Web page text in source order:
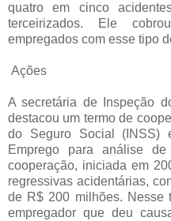
quatro em cinco
terceirizados. Ele
empregados com esse tipo
Ações
A secretária de Inspeção
destacou um termo de
do Seguro Social (INSS)
Emprego para análise
cooperação, iniciada em
regressivas acidentárias,
de R$ 200 milhões. Nesse
empregador que deu